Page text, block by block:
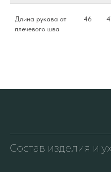
Длина рукава от
плечевого шва
46
Состав изделия и